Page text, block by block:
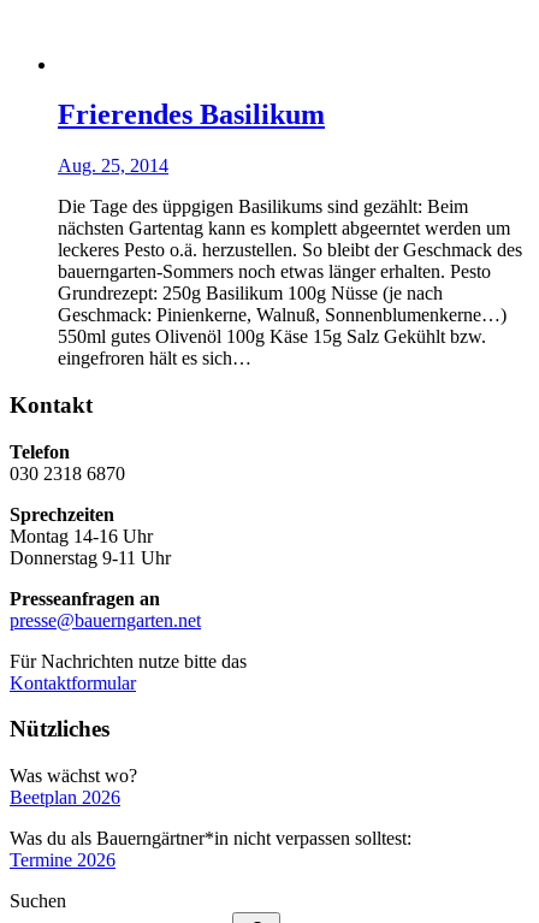
Frierendes Basilikum
Aug. 25, 2014
Die Tage des üppgigen Basilikums sind gezählt: Beim
nächsten Gartentag kann es komplett abgeerntet werden um
leckeres Pesto o.ä. herzustellen. So bleibt der Geschmack des
bauerngarten-Sommers noch etwas länger erhalten. Pesto
Grundrezept: 250g Basilikum 100g Nüsse (je nach
Geschmack: Pinienkerne, Walnuß, Sonnenblumenkerne…)
550ml gutes Olivenöl 100g Käse 15g Salz Gekühlt bzw.
eingefroren hält es sich…
Kontakt
Telefon
030 2318 6870
Sprechzeiten
Montag 14-16 Uhr
Donnerstag 9-11 Uhr
Presseanfragen an
presse@bauerngarten.net
Für Nachrichten nutze bitte das
Kontaktformular
Nützliches
Was wächst wo?
Beetplan 2026
Was du als Bauerngärtner*in nicht verpassen solltest:
Termine 2026
Suchen